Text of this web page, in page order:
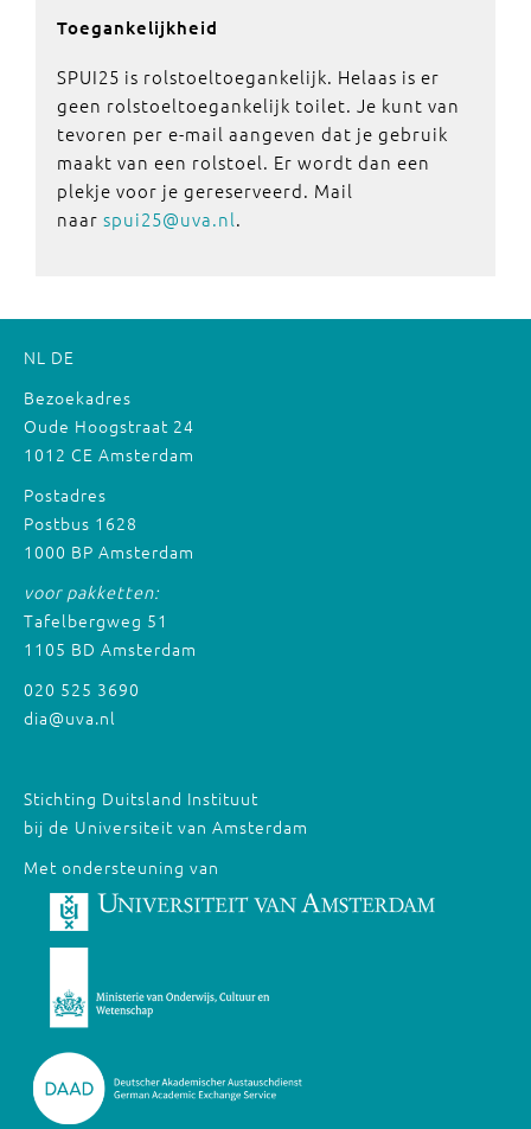
Toegankelijkheid
SPUI25 is rolstoeltoegankelijk. Helaas is er
geen rolstoeltoegankelijk toilet. Je kunt van
tevoren per e-mail aangeven dat je gebruik
maakt van een rolstoel. Er wordt dan een
plekje voor je gereserveerd. Mail
naar spui25@uva.nl.
NL DE
Bezoekadres
Oude Hoogstraat 24
1012 CE Amsterdam
Postadres
Postbus 1628
1000 BP Amsterdam
voor pakketten:
Tafelbergweg 51
1105 BD Amsterdam
020 525 3690
dia@uva.nl
Stichting Duitsland Instituut
bij de Universiteit van Amsterdam
Met ondersteuning van